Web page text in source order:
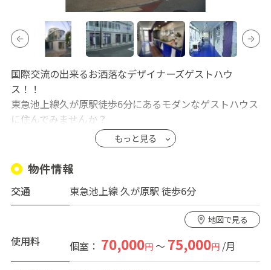
国際交流の出来るお洒落なデザイナーズゲストハウ
ス！！
東急池上線久が原駅徒歩6分にあるモダンなゲストハウス
に住んでみませんか？
デザイナーズゲストハウス”コリーヌ久が原”は、キッチ
ンやダイニングエリアでの共有により、ゲストハウスの
ような楽しい共同生活を満喫できる一方で、シャワーや
トイレが各部屋完備されていることによりプライベート
を大切にした生活も楽しめる、今までにないタイプのゲ
ストハウスです。全9部屋と規模が小さく、大規模なゲス
トハウスに比べて落ち着いた生活ができ、なんと言って
も、船をイメージした外観とおしゃれなお部屋が一番の
魅力です。外国人の入居者もおり、国際交流の場としても
もっと見る
物件情報
交通 東急池上線 久が原駅 徒歩6分
地図で見る
使用料 個室： 70,000円～ 75,000円/月